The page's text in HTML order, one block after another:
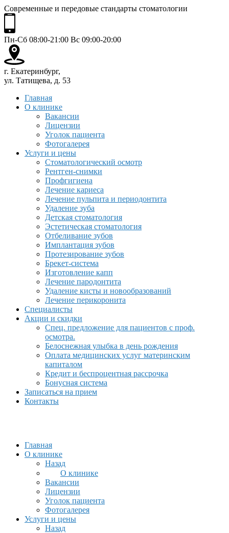
Современные и передовые стандарты стоматологии
Пн-Сб 08:00-21:00 Вс 09:00-20:00
г. Екатеринбург,
ул. Татищева, д. 53
Главная
О клинике
Вакансии
Лицензии
Уголок пациента
Фотогалерея
Услуги и цены
Стоматологический осмотр
Рентген-снимки
Профгигиена
Лечение кариеса
Лечение пульпита и периодонтита
Удаление зуба
Детская стоматология
Эстетическая стоматология
Отбеливание зубов
Имплантация зубов
Протезирование зубов
Брекет-система
Изготовление капп
Лечение пародонтита
Удаление кисты и новообразований
Лечение перикоронита
Специалисты
Акции и скидки
Спец. предложение для пациентов с проф.
осмотра.
Белоснежная улыбка в день рождения
Оплата медицинских услуг материнским
капиталом
Кредит и беспроцентная рассрочка
Бонусная система
Записаться на прием
Контакты
Главная
О клинике
Назад
О клинике
Вакансии
Лицензии
Уголок пациента
Фотогалерея
Услуги и цены
Назад